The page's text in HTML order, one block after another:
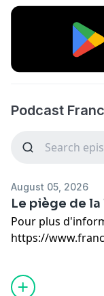
Podcast
August 05, 2026
Le piège de
Pour plus
https://